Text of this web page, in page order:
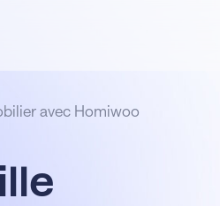
avec Homiwoo